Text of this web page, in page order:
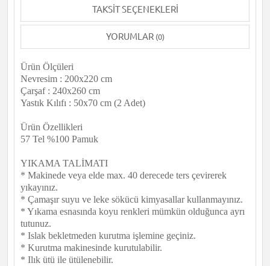
TAKSIT SEÇENEKLERI
YORUMLAR (0)
Ürün Ölçüleri
Nevresim : 200x220 cm
Çarşaf : 240x260 cm
Yastık Kılıfı : 50x70 cm (2 Adet)
Ürün Özellikleri
57 Tel %100 Pamuk
YIKAMA TALİMATI
* Makinede veya elde max. 40 derecede ters çevirerek
yıkayınız.
* Çamaşır suyu ve leke sökücü kimyasallar kullanmayınız.
* Yıkama esnasında koyu renkleri mümkün olduğunca ayrı
tutunuz.
* Islak bekletmeden kurutma işlemine geçiniz.
* Kurutma makinesinde kurutulabilir.
* Ilık ütü ile ütülenebilir.